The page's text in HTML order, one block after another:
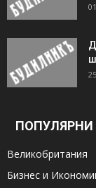
ПОПУЛЯРНИ
Великобритания
Бизнес и